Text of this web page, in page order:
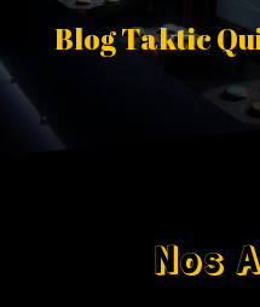
Blog Taktic
Nos